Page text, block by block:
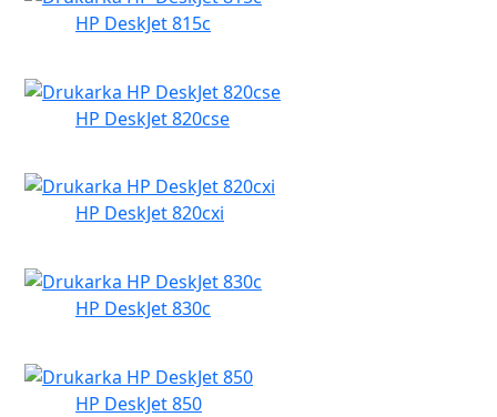
HP DeskJet 815c
HP DeskJet 820cse
HP DeskJet 820cxi
HP DeskJet 830c
HP DeskJet 850